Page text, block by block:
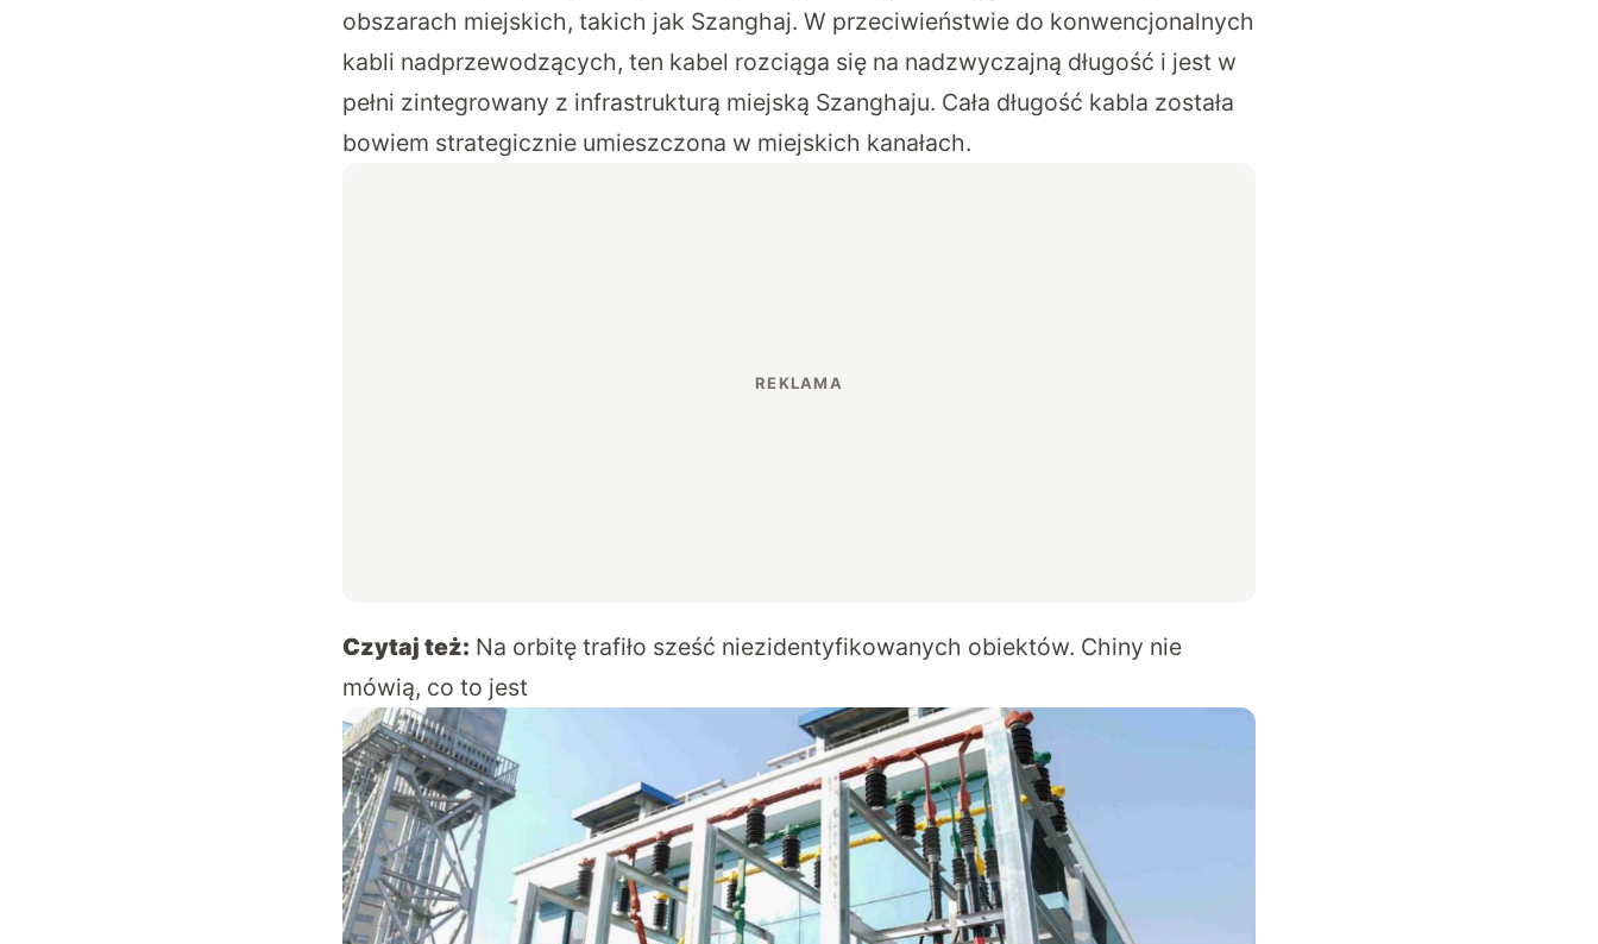
obszarach miejskich, takich jak Szanghaj. W przeciwieństwie do konwencjonalnych
kabli nadprzewodzących, ten kabel rozciąga się na nadzwyczajną długość i jest w
pełni zintegrowany z infrastrukturą miejską Szanghaju. Cała długość kabla została
bowiem strategicznie umieszczona w miejskich kanałach.
Czytaj też: Na orbitę trafiło sześć niezidentyfikowanych obiektów. Chiny nie
mówią, co to jest